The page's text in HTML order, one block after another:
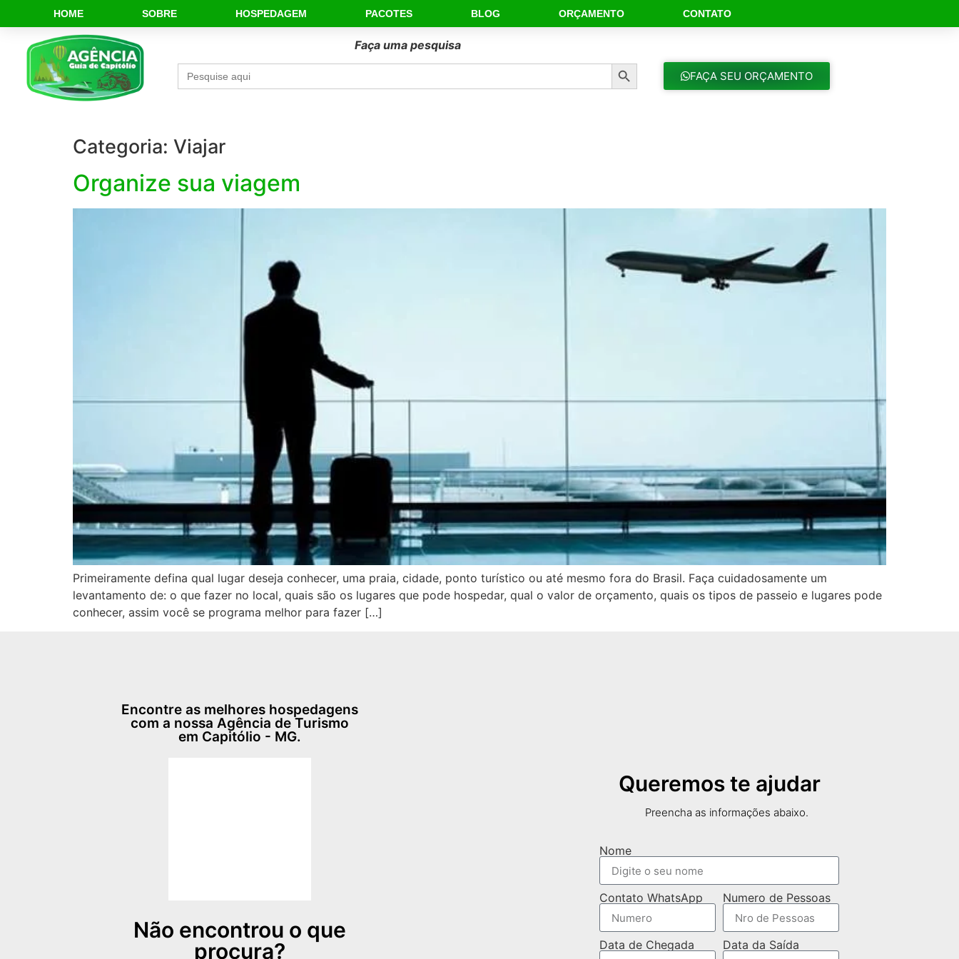
HOME SOBRE HOSPEDAGEM PACOTES BLOG ORÇAMENTO CONTATO
Faça uma pesquisa
Search
for:
Search Button
FAÇA SEU ORÇAMENTO
Categoria: Viajar
Organize sua viagem
Primeiramente defina qual lugar deseja conhecer, uma praia, cidade, ponto turístico ou até mesmo fora do Brasil. Faça cuidadosamente um
levantamento de: o que fazer no local, quais são os lugares que pode hospedar, qual o valor de orçamento, quais os tipos de passeio e lugares pode
conhecer, assim você se programa melhor para fazer […]
Encontre as melhores hospedagens
com a nossa Agência de Turismo
em Capitólio - MG.
Não encontrou o que
procura?
Queremos te ajudar
Preencha as informações abaixo.
Nome
Contato WhatsApp Numero de Pessoas
Data de Chegada Data da Saída